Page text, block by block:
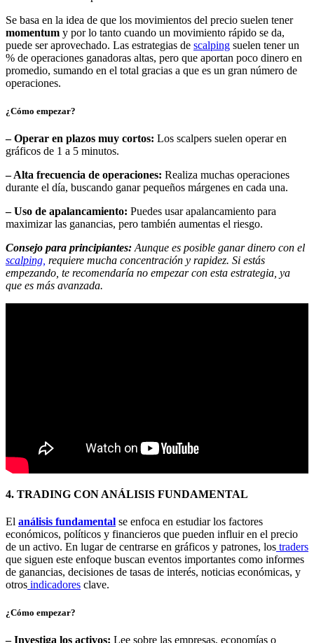
Se basa en la idea de que los movimientos del precio suelen tener
momentum y por lo tanto cuando un movimiento rápido se da,
puede ser aprovechado. Las estrategias de scalping suelen tener un
% de operaciones ganadoras altas, pero que aportan poco dinero en
promedio, sumando en el total gracias a que es un gran número de
operaciones.
¿Cómo empezar?
– Operar en plazos muy cortos: Los scalpers suelen operar en
gráficos de 1 a 5 minutos.
– Alta frecuencia de operaciones: Realiza muchas operaciones
durante el día, buscando ganar pequeños márgenes en cada una.
– Uso de apalancamiento: Puedes usar apalancamiento para
maximizar las ganancias, pero también aumentas el riesgo.
Consejo para principiantes: Aunque es posible ganar dinero con el
scalping, requiere mucha concentración y rapidez. Si estás
empezando, te recomendaría no empezar con esta estrategia, ya
que es más avanzada.
4. TRADING CON ANÁLISIS FUNDAMENTAL
El análisis fundamental se enfoca en estudiar los factores
económicos, políticos y financieros que pueden influir en el precio
de un activo. En lugar de centrarse en gráficos y patrones, los traders
que siguen este enfoque buscan eventos importantes como informes
de ganancias, decisiones de tasas de interés, noticias económicas, y
otros indicadores clave.
¿Cómo empezar?
– Investiga los activos: Lee sobre las empresas, economías o